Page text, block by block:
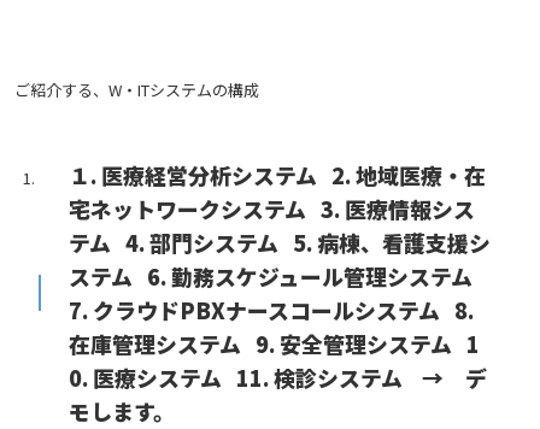
ご紹介する、W・ITシステムの構成
１. 医療経営分析システム 2. 地域医療・在
宅ネットワークシステム 3. 医療情報シス
テム 4. 部門システム 5. 病棟、看護支援シ
ステム 6. 勤務スケジュール管理システム
7. クラウドPBXナースコールシステム 8.
在庫管理システム 9. 安全管理システム 1
0. 医療システム 11. 検診システム → デ
モします。